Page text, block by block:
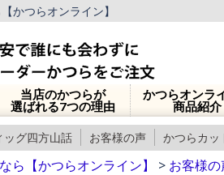
かつらオンライン】
当店のかつらが
選ばれる7つの理由
かつらオンラ
商品紹介
ッグ四方山話 お客様の声 かつらカッ
ら【かつらオンライン】 > お客様の